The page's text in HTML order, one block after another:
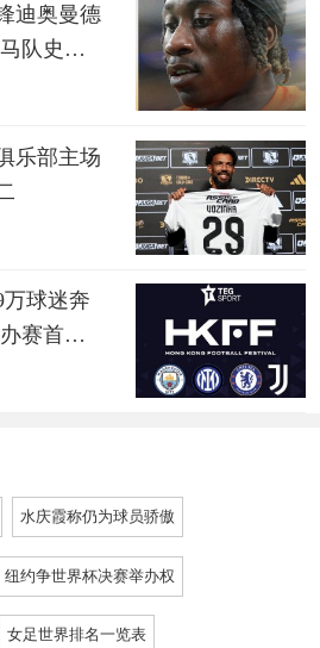
迪奥曼德
队史纪
乐部主场
球迷奔
赛首选
水庆霞称仍为球员骄傲
纽约争世界杯决赛举办权
女足世界排名一览表